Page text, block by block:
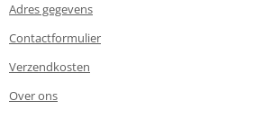
Adres gegevens
Contactformulier
Verzendkosten
Over ons